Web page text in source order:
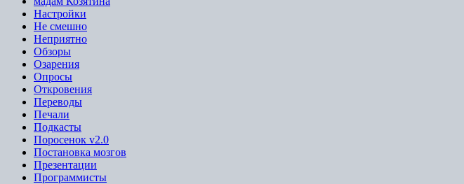
Настройки
Не смешно
Неприятно
Обзоры
Озарения
Опросы
Откровения
Переводы
Печали
Подкасты
Поросенок v2.0
Постановка мозгов
Презентации
Программисты